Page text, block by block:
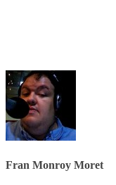
Fran Monroy Moret